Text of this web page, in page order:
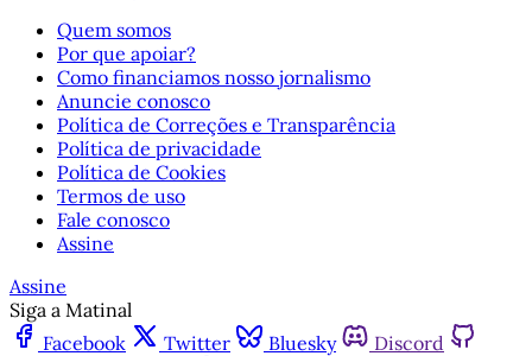
Quem somos
Por que apoiar?
Como financiamos nosso jornalismo
Anuncie conosco
Política de Correções e Transparência
Política de privacidade
Política de Cookies
Termos de uso
Fale conosco
Assine
Assine
Siga a Matinal
Facebook
Twitter Bluesky
Discord